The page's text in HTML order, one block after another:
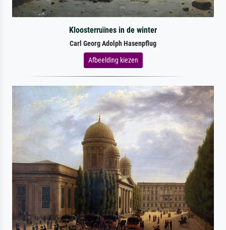
Kloosterruïnes in de winter
Carl Georg Adolph Hasenpflug
Afbeelding kiezen